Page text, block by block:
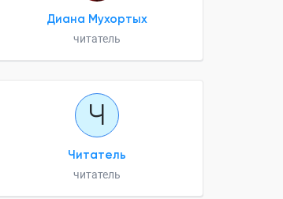
Диана Мухортых
читатель
Ч
Читатель
читатель